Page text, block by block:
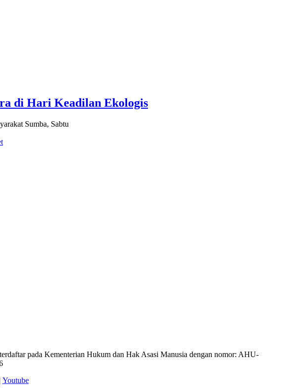
di Hari Keadilan Ekologis
Sumba, Sabtu
pada Kementerian Hukum dan Hak Asasi Manusia dengan nomor: AHU-
Youtube